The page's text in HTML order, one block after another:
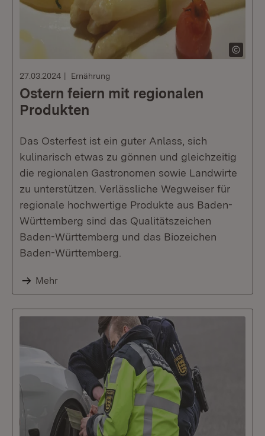
27.03.2024 Ernährung
Ostern feiern mit regionalen
Produkten
Das Osterfest ist ein guter Anlass, sich
kulinarisch etwas zu gönnen und gleichzeitig
die regionalen Gastronomen sowie Landwirte
zu unterstützen. Verlässliche Wegweiser für
regionale hochwertige Produkte aus Baden-
Württemberg sind das Qualitätszeichen
Baden-Württemberg und das Biozeichen
Baden-Württemberg.
Mehr